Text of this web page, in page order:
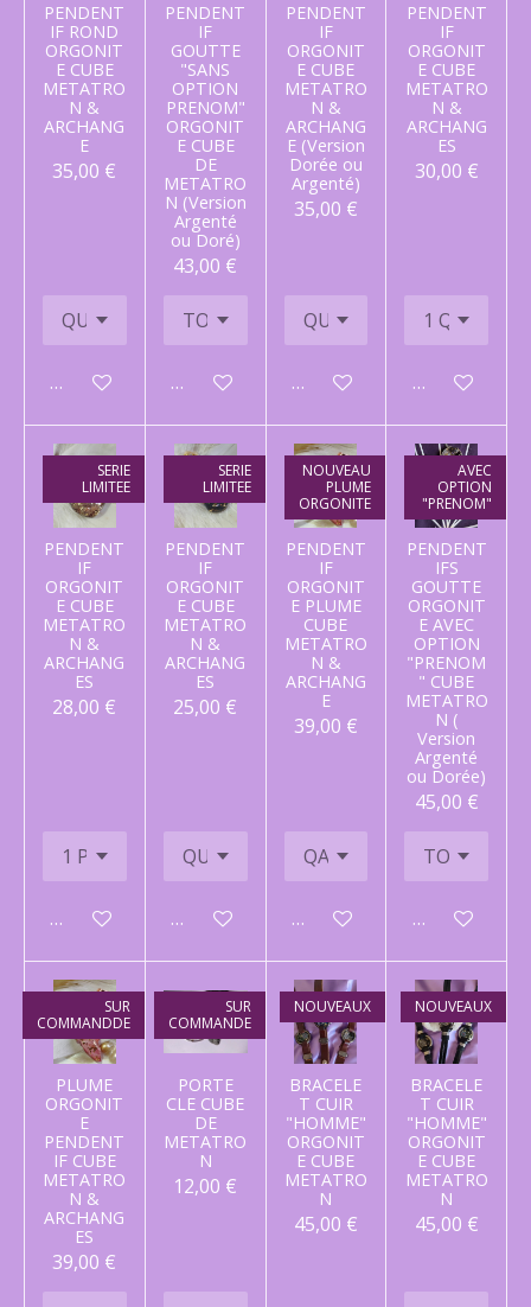
PENDENT
IF ROND
ORGONIT
E CUBE
METATRO
N &
ARCHANG
E
35,00 €
Ajouter au panier
PENDENT
IF
GOUTTE
"SANS
OPTION
PRENOM"
ORGONIT
E CUBE
DE
METATRO
N (Version
Argenté
ou Doré)
43,00 €
Ajouter au panier
PENDENT
IF
ORGONIT
E CUBE
METATRO
N &
ARCHANG
E (Version
Dorée ou
Argenté)
35,00 €
Ajouter au panier
PENDENT
IF
ORGONIT
E CUBE
METATRO
N &
ARCHANG
ES
30,00 €
Ajouter au
SERIE
LIMITEE
PENDENT
IF
ORGONIT
E CUBE
METATRO
N &
ARCHANG
ES
28,00 €
Ajouter au panier
SERIE
LIMITEE
PENDENT
IF
ORGONIT
E CUBE
METATRO
N &
ARCHANG
ES
25,00 €
Ajouter au panier
NOUVEAU
PLUME
ORGONITE
PENDENT
IF
ORGONIT
E PLUME
CUBE
METATRO
N &
ARCHANG
E
39,00 €
Ajouter au panier
AVEC
OPTION
"PRENOM"
PENDENT
IFS
GOUTTE
ORGONIT
E AVEC
OPTION
"PRENOM
" CUBE
METATRO
N (
Version
Argenté
ou Dorée)
45,00 €
Ajouter au
SUR
COMMANDDE
PLUME
ORGONIT
E
PENDENT
IF CUBE
METATRO
N &
ARCHANG
ES
39,00 €
SUR
COMMANDE
PORTE
CLE CUBE
DE
METATRO
N
12,00 €
NOUVEAUX
BRACELE
T CUIR
"HOMME"
ORGONIT
E CUBE
METATRO
N
45,00 €
NOUVEAUX
BRACELE
T CUIR
"HOMME"
ORGONIT
E CUBE
METATRO
N
45,00 €